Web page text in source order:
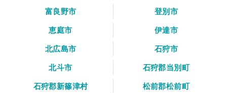
富良野市
登別市
恵庭市
伊達市
北広島市
石狩市
北斗市
石狩郡当別町
石狩郡新篠津村
松前郡松前町